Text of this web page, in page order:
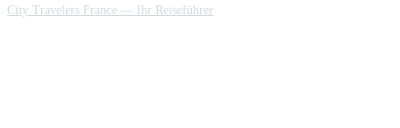
City Travelers France — Ihr Reiseführer